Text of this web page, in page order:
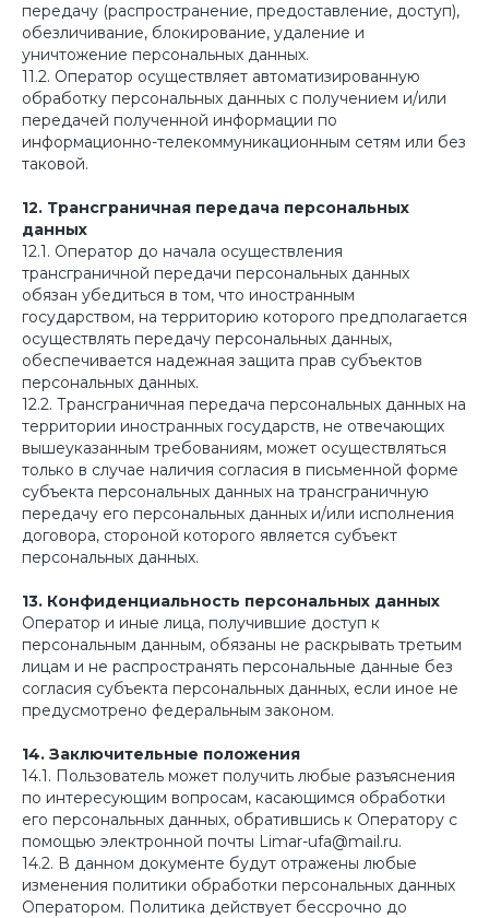
передачу (распространение, предоставление, доступ),
обезличивание, блокирование, удаление и
уничтожение персональных данных.
11.2. Оператор осуществляет автоматизированную
обработку персональных данных с получением и/или
передачей полученной информации по
информационно-телекоммуникационным сетям или без
таковой.
12. Трансграничная передача персональных
данных
12.1. Оператор до начала осуществления
трансграничной передачи персональных данных
обязан убедиться в том, что иностранным
государством, на территорию которого предполагается
осуществлять передачу персональных данных,
обеспечивается надежная защита прав субъектов
персональных данных.
12.2. Трансграничная передача персональных данных на
территории иностранных государств, не отвечающих
вышеуказанным требованиям, может осуществляться
только в случае наличия согласия в письменной форме
субъекта персональных данных на трансграничную
передачу его персональных данных и/или исполнения
договора, стороной которого является субъект
персональных данных.
13. Конфиденциальность персональных данных
Оператор и иные лица, получившие доступ к
персональным данным, обязаны не раскрывать третьим
лицам и не распространять персональные данные без
согласия субъекта персональных данных, если иное не
предусмотрено федеральным законом.
14. Заключительные положения
14.1. Пользователь может получить любые разъяснения
по интересующим вопросам, касающимся обработки
его персональных данных, обратившись к Оператору с
помощью электронной почты Limar-ufa@mail.ru.
14.2. В данном документе будут отражены любые
изменения политики обработки персональных данных
Оператором. Политика действует бессрочно до